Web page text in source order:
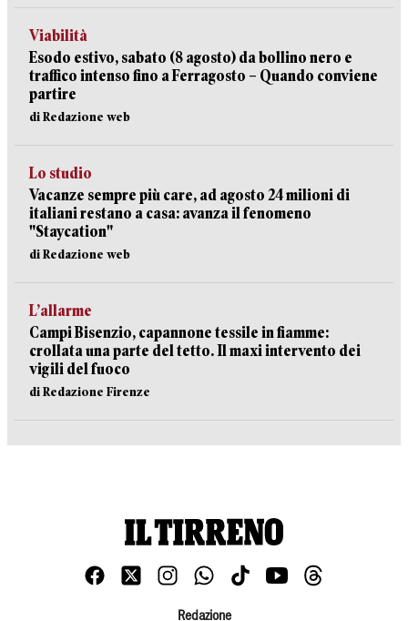
Viabilità
Esodo estivo, sabato (8 agosto) da bollino nero e
traffico intenso fino a Ferragosto – Quando conviene
partire
di Redazione web
Lo studio
Vacanze sempre più care, ad agosto 24 milioni di
italiani restano a casa: avanza il fenomeno
"Staycation"
di Redazione web
L’allarme
Campi Bisenzio, capannone tessile in fiamme:
crollata una parte del tetto. Il maxi intervento dei
vigili del fuoco
di Redazione Firenze
Redazione